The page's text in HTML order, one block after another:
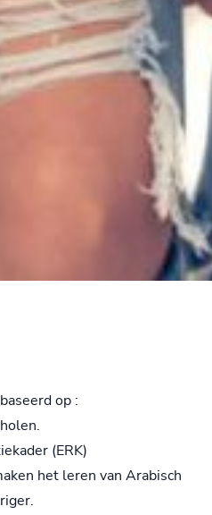
op :
(ERK)
het leren van Arabisch